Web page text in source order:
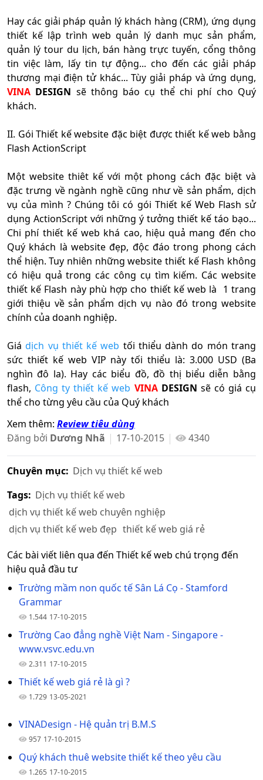
Hay các giải pháp quản lý khách hàng (CRM), ứng dụng
thiết kế lập trình web quản lý danh mục sản phẩm,
quản lý tour du lịch, bán hàng trực tuyến, cổng thông
tin việc làm, lấy tin tự động... cho đến các giải pháp
thương mại điện tử khác... Tùy giải pháp và ứng dụng,
VINA DESIGN sẽ thông báo cụ thể chi phí cho Quý
khách.
II. Gói Thiết kế website đặc biệt được thiết kế web bằng
Flash ActionScript
Một website thiêt kế với một phong cách đặc biệt và
đặc trưng về ngành nghề cũng như về sản phẩm, dịch
vụ của mình ? Chúng tôi có gói Thiết kế Web Flash sử
dụng ActionScript với những ý tưởng thiết kế táo bạo...
Chi phí thiết kế web khá cao, hiệu quả mang đến cho
Quý khách là website đẹp, độc đáo trong phong cách
thể hiện. Tuy nhiên những website thiết kế Flash không
có hiệu quả trong các công cụ tìm kiếm. Các website
thiết kế Flash này phù hợp cho thiết kế web là 1 trang
giới thiệu về sản phẩm dịch vụ nào đó trong website
chính của doanh nghiệp.
Giádịch vụ thiết kế web tối thiểu dành do món trang
sức thiết kế web VIP này tối thiểu là: 3.000 USD (Ba
nghìn đô la). Hay các biểu đồ, đồ thị biểu diễn bằng
flash, Công ty thiết kế web VINADESIGN sẽ có giá cụ
thể cho từng yêu cầu của Quý khách
Xem thêm: Review tiêu dùng
Đăng bởi Dương Nhã 17-10-2015 4340
Chuyên mục: Dịch vụ thiết kế web
Tags: Dịch vụ thiết kế web
dịch vụ thiết kế web chuyên nghiệp
dịch vụ thiết kế web đẹp thiết kế web giá rẻ
Các bài viết liên qua đến Thiết kế web chú trọng đến
hiệu quả đầu tư
Trường mầm non quốc tế Sân Lá Cọ - Stamford
Grammar
1.544 17-10-2015
Trường Cao đẳng nghề Việt Nam - Singapore -
www.vsvc.edu.vn
2.311 17-10-2015
Thiết kế web giá rẻ là gì ?
1.729 13-05-2021
VINADesign - Hệ quản trị B.M.S
957 17-10-2015
Quý khách thuê website thiết kế theo yêu cầu
1.265 17-10-2015